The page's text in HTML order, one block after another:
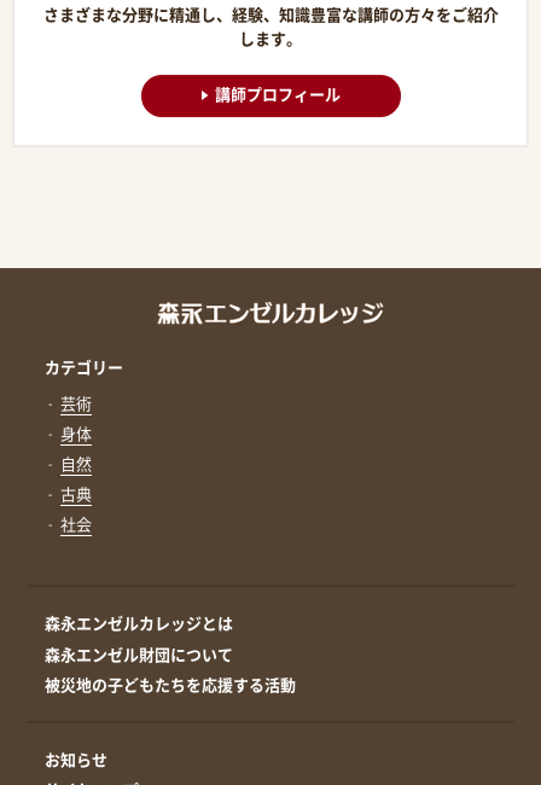
さまざまな分野に精通し、経験、知識豊富な講師の方々をご紹介
します。
講師プロフィール
カテゴリー
芸術
身体
自然
古典
社会
森永エンゼルカレッジとは
森永エンゼル財団について
被災地の子どもたちを応援する活動
お知らせ